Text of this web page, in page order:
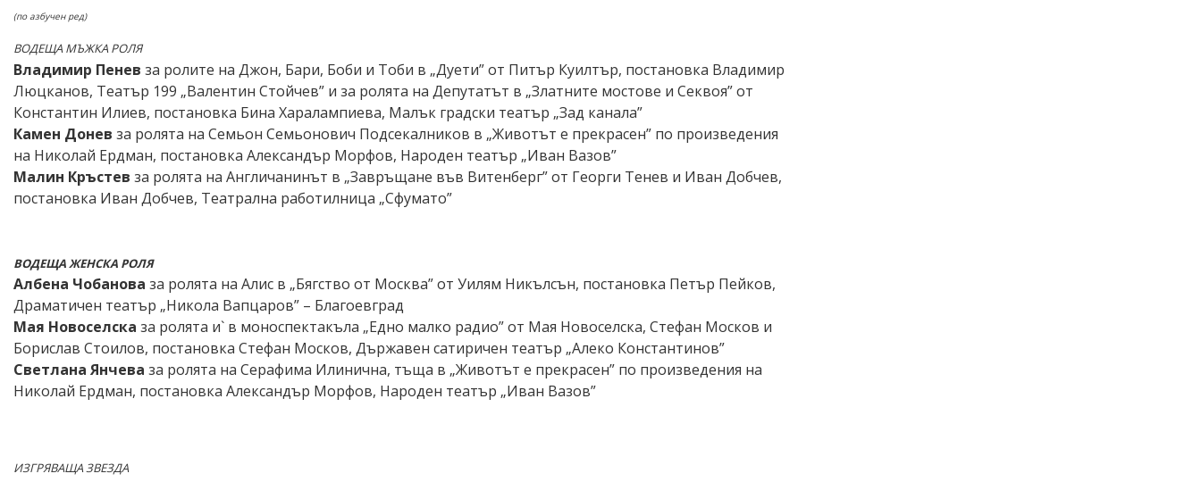
(по азбучен ред)
ВОДЕЩА МЪЖКА РОЛЯ
Владимир Пенев за ролите на Джон, Бари, Боби и Тоби в „Дуети” от Питър Куилтър, постановка Владимир
Люцканов, Театър 199 „Валентин Стойчев” и за ролята на Депутатът в „Златните мостове и Секвоя” от
Константин Илиев, постановка Бина Харалампиева, Малък градски театър „Зад канала”
Камен Донев за ролята на Семьон Семьонович Подсекалников в „Животът е прекрасен” по произведения
на Николай Ердман, постановка Александър Морфов, Народен театър „Иван Вазов”
Малин Кръстев за ролята на Англичанинът в „Завръщане във Витенберг” от Георги Тенев и Иван Добчев,
постановка Иван Добчев, Театрална работилница „Сфумато”
ВОДЕЩА ЖЕНСКА РОЛЯ
Албена Чобанова за ролята на Алис в „Бягство от Москва” от Уилям Никълсън, постановка Петър Пейков,
Драматичен театър „Никола Вапцаров” – Благоевград
Мая Новоселска за ролята и` в моноспектакъла „Едно малко радио” от Мая Новоселска, Стефан Москов и
Борислав Стоилов, постановка Стефан Москов, Държавен сатиричен театър „Алеко Константинов”
Светлана Янчева за ролята на Серафима Илинична, тъща в „Животът е прекрасен” по произведения на
Николай Ердман, постановка Александър Морфов, Народен театър „Иван Вазов”
ИЗГРЯВАЩА ЗВЕЗДА